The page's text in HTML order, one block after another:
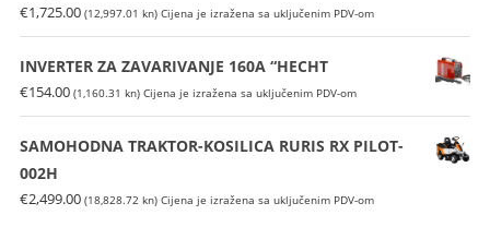
€1,725.00 (12,997.01 kn) Cijena je izražena sa uključenim PDV-om
INVERTER ZA ZAVARIVANJE 160A “HECHT
€154.00 (1,160.31 kn) Cijena je izražena sa uključenim PDV-om
SAMOHODNA TRAKTOR-KOSILICA RURIS RX PILOT-
002H
€2,499.00 (18,828.72 kn) Cijena je izražena sa uključenim PDV-om